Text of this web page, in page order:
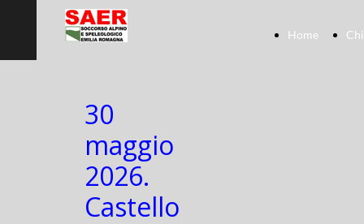
Home
30
maggio
2026.
Castello